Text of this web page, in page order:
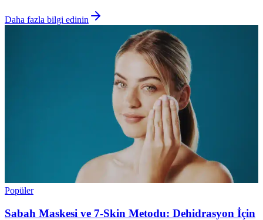
Daha fazla bilgi edinin
Popüler
Sabah Maskesi ve 7-Skin Metodu: Dehidrasyon İçin